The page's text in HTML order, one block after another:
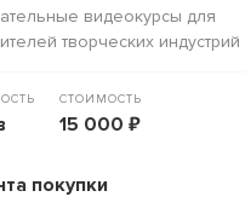
видеокурсы для
творческих индустрий
СТОИМОСТЬ
15 000 ₽
покупки